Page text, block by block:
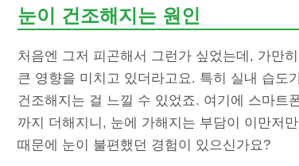
눈이 건조해지는 원인
처음엔 그저 피곤해서 그런가 싶었는데, 가만
큰 영향을 미치고 있더라고요. 특히 실내 습도
건조해지는 걸 느낄 수 있었죠. 여기에 스마트
까지 더해지니, 눈에 가해지는 부담이 이만저
때문에 눈이 불편했던 경험이 있으신가요?